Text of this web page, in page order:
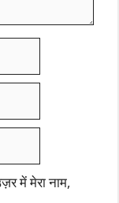
में मेरा नाम,